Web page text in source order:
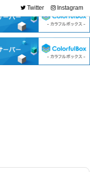
Twitter Instagram